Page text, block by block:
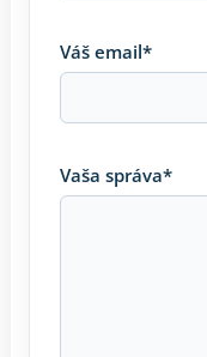
Váš email*
Vaša správa*